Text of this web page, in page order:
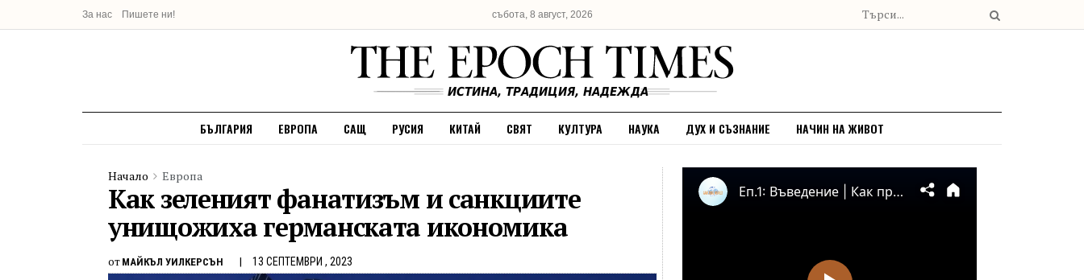
За нас Пишете ни! събота, 8 август, 2026
БЪЛГАРИЯ ЕВРОПА САЩ РУСИЯ КИТАЙ СВЯТ КУЛТУРА НАУКА ДУХ И СЪЗНАНИЕ НАЧИН НА ЖИВОТ
Начало Европа
Как зеленият фанатизъм и санкциите
унищожиха германската икономика
от МАЙКЪЛ УИЛКЕРСЪН 13 СЕПТЕМВРИ , 2023